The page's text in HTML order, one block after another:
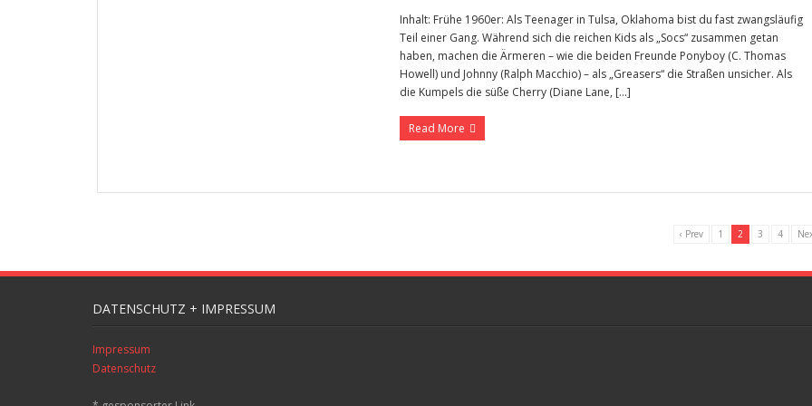
Inhalt: Frühe 1960er: Als Teenager in Tulsa, Oklahoma bist du fast zwangsläufig
Teil einer Gang. Während sich die reichen Kids als „Socs“ zusammen getan
haben, machen die Ärmeren – wie die beiden Freunde Ponyboy (C. Thomas
Howell) und Johnny (Ralph Macchio) – als „Greasers“ die Straßen unsicher. Als
die Kumpels die süße Cherry (Diane Lane, […]
Read More
‹ Prev 1 2 3 4
DATENSCHUTZ + IMPRESSUM
Impressum
Datenschutz